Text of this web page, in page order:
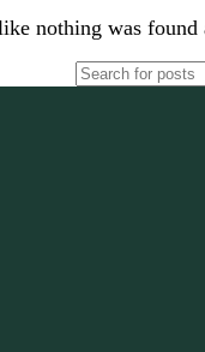
nothing was found